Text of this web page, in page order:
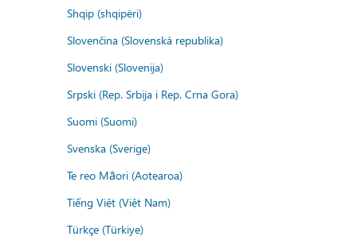
Shqip (shqipëri)
Slovenčina (Slovenská republika)
Slovenski (Slovenija)
Srpski (Rep. Srbija i Rep. Crna Gora)
Suomi (Suomi)
Svenska (Sverige)
Te reo Māori (Aotearoa)
Tiếng Việt (Việt Nam)
Türkçe (Türkiye)